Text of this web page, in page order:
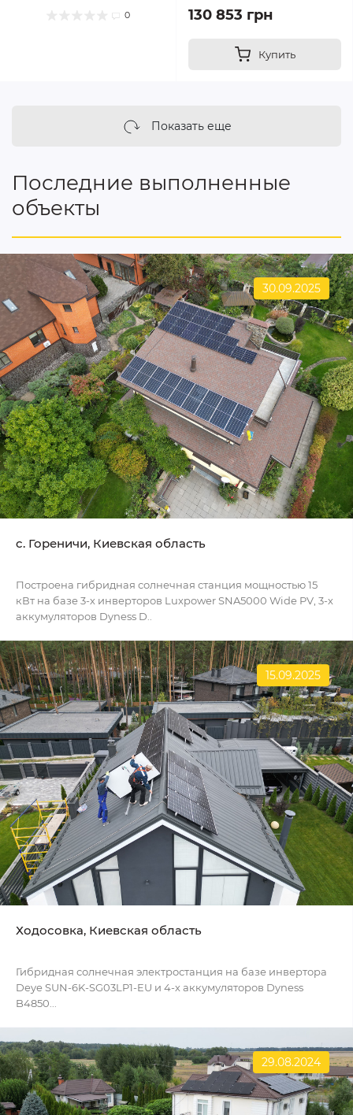
0 130 853 грн
Купить
Показать еще
Последние выполненные
объекты
30.09.2025
c. Гореничи, Киевская область
Построена гибридная солнечная станция мощностью 15
кВт на базе 3-х инверторов Luxpower SNA5000 Wide PV, 3-х
аккумуляторов Dyness D..
15.09.2025
Ходосовка, Киевская область
Гибридная солнечная электростанция на базе инвертора
Deye SUN-6K-SG03LP1-EU и 4-х аккумуляторов Dyness
B4850...
29.08.2024